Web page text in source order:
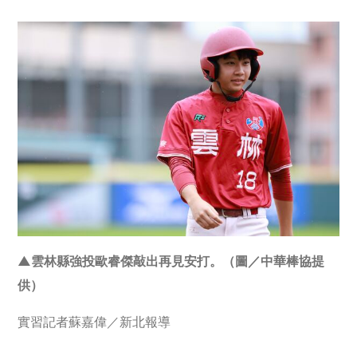
▲雲林縣強投歐睿傑敲出再見安打。（圖／中華棒協提
供）
實習記者蘇嘉偉／新北報導